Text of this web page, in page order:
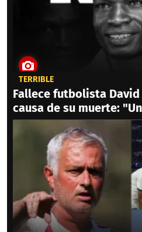
TERRIBLE
Fallece futbolista
causa de su muerte: